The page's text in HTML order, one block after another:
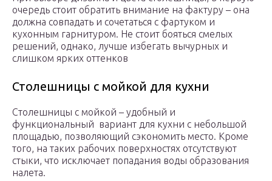
очередь стоит обратить внимание на фактуру – она
должна совпадать и сочетаться с фартуком и
кухонным гарнитуром. Не стоит бояться смелых
решений, однако, лучше избегать вычурных и
слишком ярких оттенков
Столешницы с мойкой для кухни
Столешницы с мойкой – удобный и
функциональный вариант для кухни с небольшой
площадью, позволяющий сэкономить место. Кроме
того, на таких рабочих поверхностях отсутствуют
стыки, что исключает попадания воды образования
налета.